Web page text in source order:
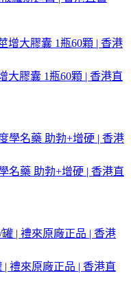
大膠囊 1瓶60顆 | 香港直
名藥 助勃+增硬 | 香港直
| 禮來原廠正品 | 香港直